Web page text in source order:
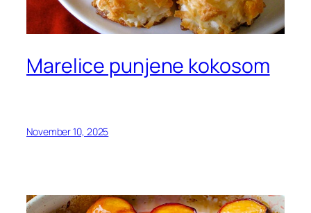
Marelice punjene kokosom
November 10, 2025